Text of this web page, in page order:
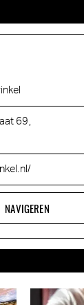
69,
NAVIGEREN